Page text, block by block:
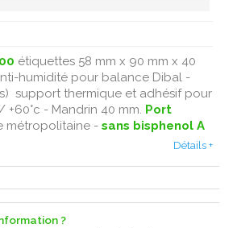
étiquettes 58 mm x 90 mm x 40
humidité pour balance Dibal -
support thermique et adhésif pour
+60°c - Mandrin 40 mm. Port
métropolitaine - sans bisphenol A
Détails +
?